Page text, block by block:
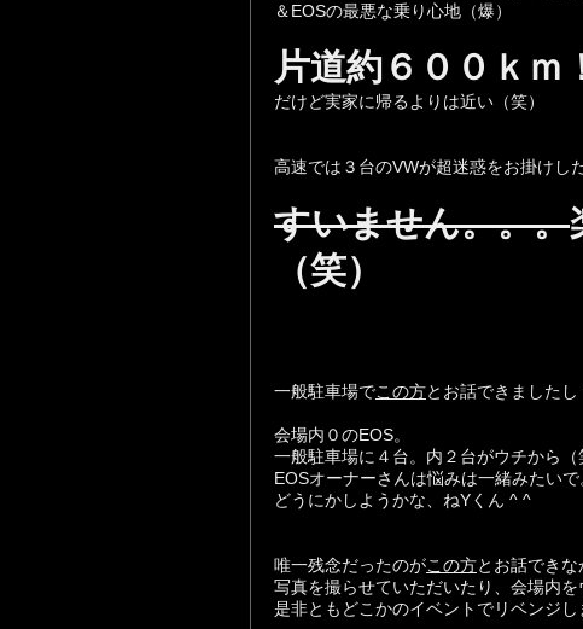
＆EOSの最悪な乗り心地（爆）
片道約６００ｋｍ
だけど実家に帰るよりは近い（笑）
高速では３台のVWが超迷惑をお掛けし
すいません。。。
（笑）
一般駐車場でこの方とお話できましたし
会場内０のEOS。
一般駐車場に４台。内２台がウチから（
EOSオーナーさんは悩みは一緒みたいで
どうにかしようかな、ねYくん ^ ^
唯一残念だったのがこの方とお話できな
写真を撮らせていただいたり、会場内
是非ともどこかのイベントでリベンジし